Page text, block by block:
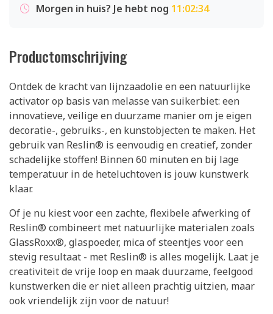
Morgen in huis? Je hebt nog 11:02:34
Productomschrijving
Ontdek de kracht van lijnzaadolie en een natuurlijke
activator op basis van melasse van suikerbiet: een
innovatieve, veilige en duurzame manier om je eigen
decoratie-, gebruiks-, en kunstobjecten te maken. Het
gebruik van Reslin® is eenvoudig en creatief, zonder
schadelijke stoffen! Binnen 60 minuten en bij lage
temperatuur in de heteluchtoven is jouw kunstwerk
klaar.
Of je nu kiest voor een zachte, flexibele afwerking of
Reslin® combineert met natuurlijke materialen zoals
GlassRoxx®, glaspoeder, mica of steentjes voor een
stevig resultaat - met Reslin® is alles mogelijk. Laat je
creativiteit de vrije loop en maak duurzame, feelgood
kunstwerken die er niet alleen prachtig uitzien, maar
ook vriendelijk zijn voor de natuur!